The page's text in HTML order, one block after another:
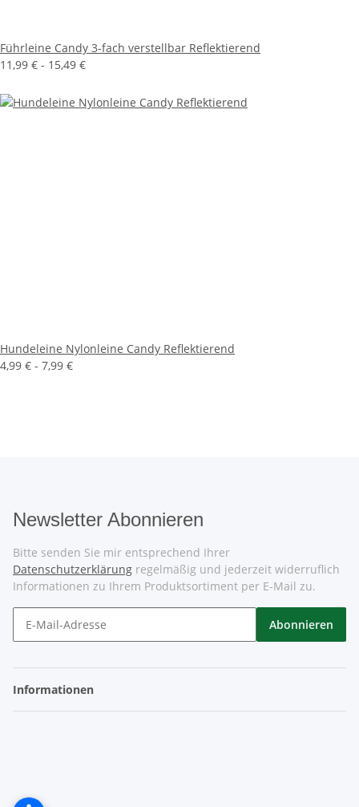
Führleine Candy 3-fach verstellbar Reflektierend
11,99 € - 15,49 €
Hundeleine Nylonleine Candy Reflektierend
4,99 € - 7,99 €
Newsletter Abonnieren
Bitte senden Sie mir entsprechend Ihrer
Datenschutzerklärung regelmäßig und jederzeit widerruflich
Informationen zu Ihrem Produktsortiment per E-Mail zu.
Abonnieren
Informationen